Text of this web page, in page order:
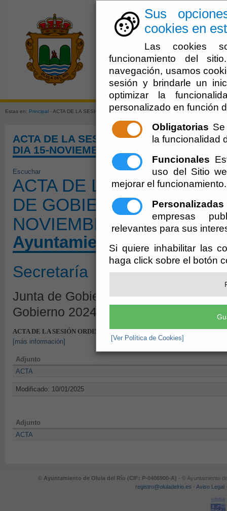
Sus
cookies en
Las cookies
funcionamiento del
navegación, usamos
sesión y brindarle un
optimizar la
personalizado en función
Obligatorias
la funcionalidad
Funcionales
uso del Sitio
mejorar el funcionamiento.
Personalizadas
empresas
relevantes para sus
Si quiere inhabilitar las
haga click sobre el botón
[Ver Política de Cookies]
El
Estas en: Principal - ACTA DE LA SESIÓN ORDINARIA DE LA JUNTA DE GOBIERNO LOCAL
ACTA DE LA SESIÓN ORDINARIA DE LA
DIA 15-NOVIEMBRE-2.024
Escuchar
ACTA DE LA SESIÓN
DE GOBIERNO LOCAL
NOVIEMBRE-2.024
Ayuntamiento de Olula del
Secretaría
Junta de Gobierno - Borrador de
Gobierno 2024
ACTA DE LA SESIÓN ORDINARIA DE LA JUNTA DE GOBIERNO
[más información]
Adjunto
ACTA
Modificado: 10/01/2025
Adjunto
ACTA
© Ayuntamiento de Olula del Río (CIF: P-0406900-A) - © Ayuntamiento
registro@oluladelrio.es - Aviso Legal